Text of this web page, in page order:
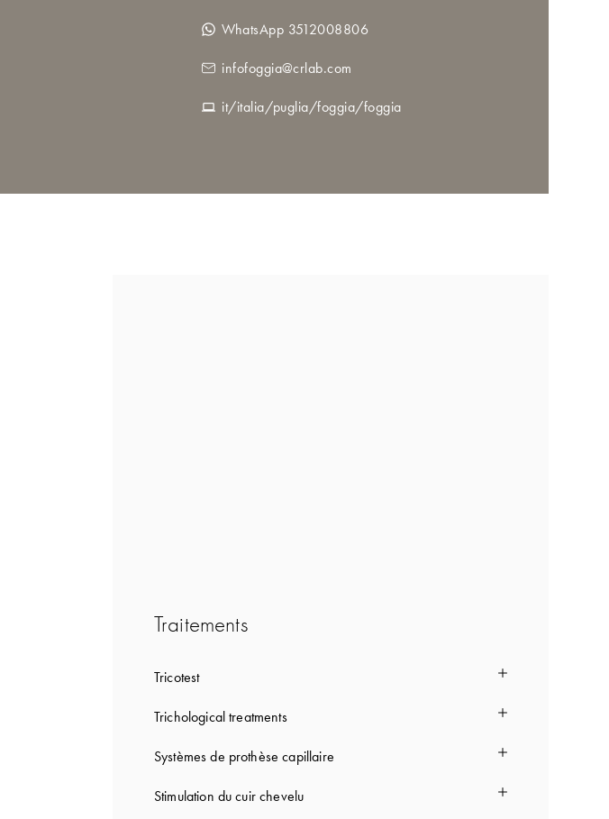
WhatsApp 3512008806
infofoggia@crlab.com
it/italia/puglia/foggia/foggia
Traitements
Tricotest
Trichological treatments
Systèmes de prothèse capillaire
Stimulation du cuir chevelu